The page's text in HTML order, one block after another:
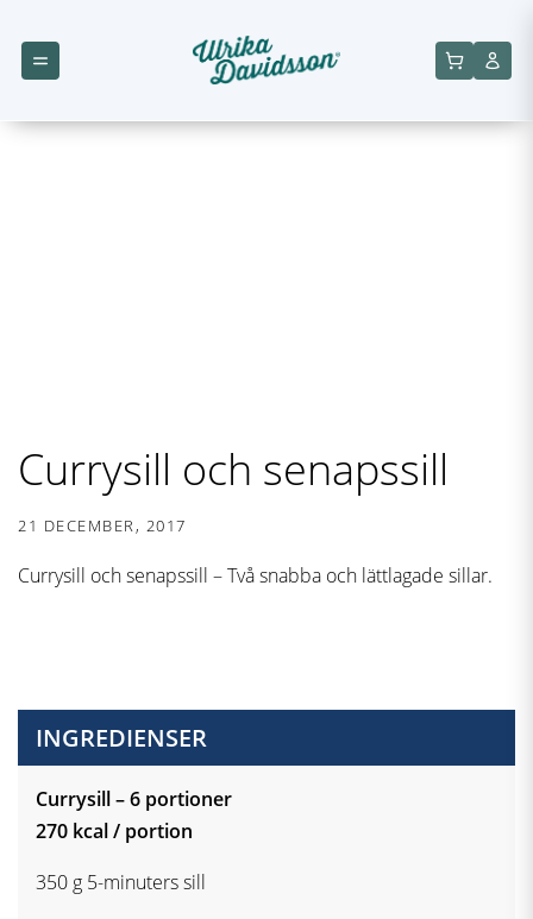
Currysill och senapssill
21 DECEMBER, 2017
Currysill och senapssill – Två snabba och lättlagade sillar.
INGREDIENSER
Currysill – 6 portioner
270 kcal / portion
350 g 5-minuters sill